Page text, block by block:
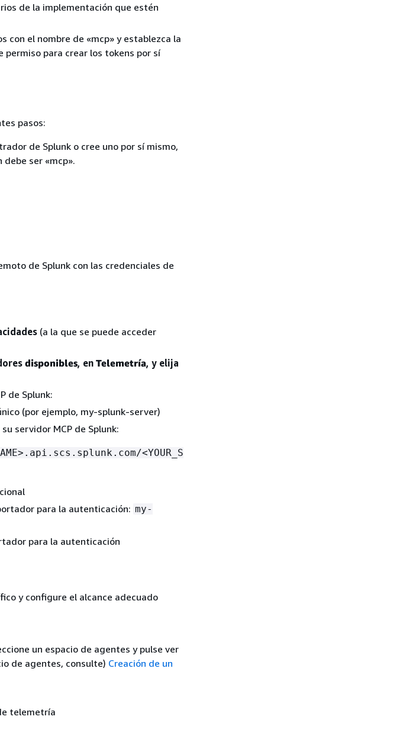
de la implementación que estén
con el nombre de «mcp» y establezca la
permiso para crear los tokens por sí
pasos:
de Splunk o cree uno por sí mismo,
ser «mcp».
de Splunk con las credenciales de
(a la que se puede acceder
disponibles, en Telemetría, y elija
de Splunk:
(por ejemplo, my-splunk-server)
servidor MCP de Splunk:
<YOUR_S
para la autenticación: my-
para la autenticación
y configure el alcance adecuado
un espacio de agentes y pulse ver
de agentes, consulte) Creación de un
telemetría